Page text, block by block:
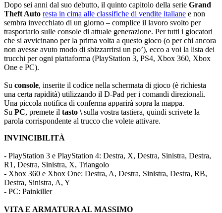
Dopo sei anni dal suo debutto, il quinto capitolo della serie Grand
Theft Auto resta in cima alle classifiche di vendite italiane e non
sembra invecchiato di un giorno – complice il lavoro svolto per
trasportarlo sulle console di attuale generazione. Per tutti i giocatori
che si avvicinano per la prima volta a questo gioco (o per chi ancora
non avesse avuto modo di sbizzarrirsi un po’), ecco a voi la lista dei
trucchi per ogni piattaforma (PlayStation 3, PS4, Xbox 360, Xbox
One e PC).
Su console, inserite il codice nella schermata di gioco (è richiesta
una certa rapidità) utilizzando il D-Pad per i comandi direzionali.
Una piccola notifica di conferma apparirà sopra la mappa.
Su PC, premete il tasto \sulla vostra tastiera, quindi scrivete la
parola corrispondente al trucco che volete attivare.
INVINCIBILITÀ
- PlayStation 3 e PlayStation 4: Destra, X, Destra, Sinistra, Destra,
R1, Destra, Sinistra, X, Triangolo
- Xbox 360 e Xbox One: Destra, A, Destra, Sinistra, Destra, RB,
Destra, Sinistra, A, Y
- PC: Painkiller
VITA E ARMATURA AL MASSIMO